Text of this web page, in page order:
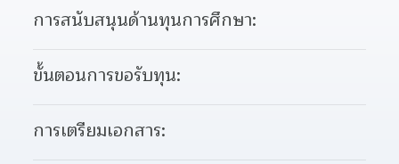
การสนับสนุนด้านทุนการศึกษา:
ขั้นตอนการขอรับทุน:
การเตรียมเอกสาร: